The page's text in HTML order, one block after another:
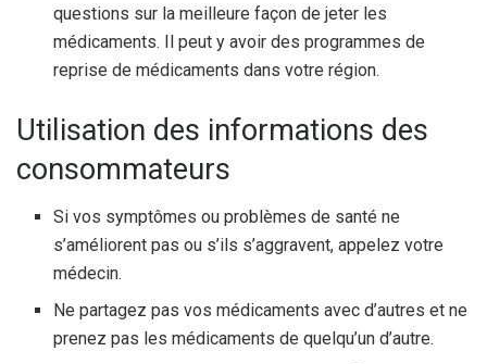
questions sur la meilleure façon de jeter les
médicaments. Il peut y avoir des programmes de
reprise de médicaments dans votre région.
Utilisation des informations des
consommateurs
Si vos symptômes ou problèmes de santé ne
s’améliorent pas ou s’ils s’aggravent, appelez votre
médecin.
Ne partagez pas vos médicaments avec d’autres et ne
prenez pas les médicaments de quelqu’un d’autre.